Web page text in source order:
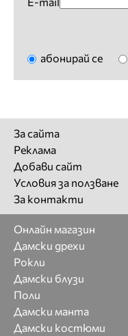
абонирай се
За сайта
Реклама
Добави сайт
Условия за ползване
За контакти
Онлайн магазин
Дамски дрехи
Рокли
Дамски блузи
Поли
Дамски манта
Дамски костюми